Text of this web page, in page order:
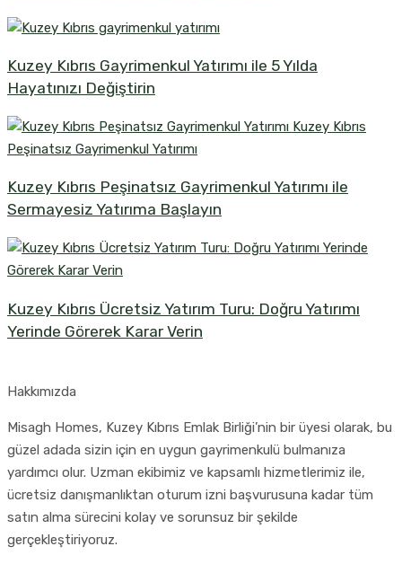
Kuzey Kıbrıs Gayrimenkul Yatırımı ile 5 Yılda
Hayatınızı Değiştirin
Kuzey Kıbrıs Peşinatsız Gayrimenkul Yatırımı ile
Sermayesiz Yatırıma Başlayın
Kuzey Kıbrıs Ücretsiz Yatırım Turu: Doğru Yatırımı
Yerinde Görerek Karar Verin
Hakkımızda
Misagh Homes, Kuzey Kıbrıs Emlak Birliği’nin bir üyesi olarak, bu
güzel adada sizin için en uygun gayrimenkulü bulmanıza
yardımcı olur. Uzman ekibimiz ve kapsamlı hizmetlerimiz ile,
ücretsiz danışmanlıktan oturum izni başvurusuna kadar tüm
satın alma sürecini kolay ve sorunsuz bir şekilde
gerçekleştiriyoruz.